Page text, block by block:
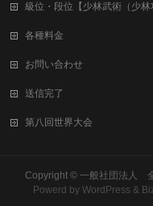
級位・段位【少林武術（少林
各種料金
お問い合わせ
送信完了
第八回世界大会
Copyright © 一般社団法人
Powerd by WordPress &